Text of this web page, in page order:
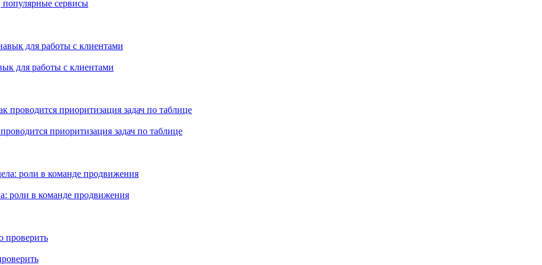
сервисы
для работы с клиентами
приоритизация задач по таблице
роли в команде продвижения